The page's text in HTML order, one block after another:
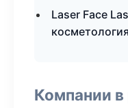
Laser Face
косметология
Компании в